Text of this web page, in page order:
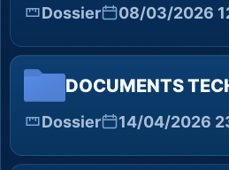
Dossier 08/03/2026
DOCUMENTS
Dossier 14/04/2026